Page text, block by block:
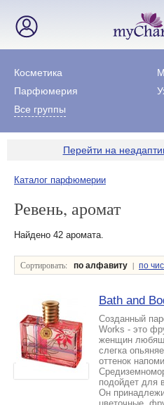
Косметика
Парфюмерия
Все группы
Перейти на
Каталог парфюмерии
Ревень, аромат
Найдено 42 аромата.
Сортировать: по алфавиту | по
Bath and
Созданный
Works - это
женщин
слегка
оттенок
подойдет для
Он